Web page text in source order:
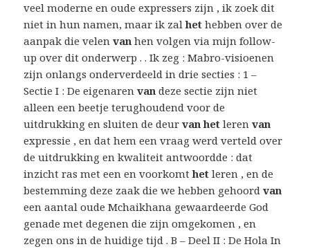
veel moderne en oude expressers zijn , ik zoek dit
niet in hun namen, maar ik zalhet hebben over de
aanpak die velenvan hen volgen via mijn follow-
up over dit onderwerp . . Ik zeg : Mabro-visioenen
zijn onlangs onderverdeeld in drie secties : 1 –
Sectie I : De eigenarenvan deze sectie zijn niet
alleen een beetje terughoudend voor de
uitdrukking en sluiten de deurvan het lerenvan
expressie , en dat hem een vraag werd verteld over
de uitdrukking en kwaliteit antwoordde : dat
inzicht ras met een en voorkomthet leren , en de
bestemming deze zaak die we hebben gehoordvan
een aantal oude Mchaikhana gewaardeerde God
genade met degenen die zijn omgekomen , en
zegen ons in de huidige tijd . B – Deel II : De Hola In